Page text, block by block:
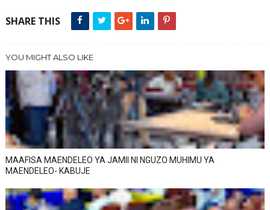
SHARE THIS
YOU MIGHT ALSO LIKE
MAAFISA MAENDELEO YA JAMII NI NGUZO MUHIMU YA
MAENDELEO- KABUJE